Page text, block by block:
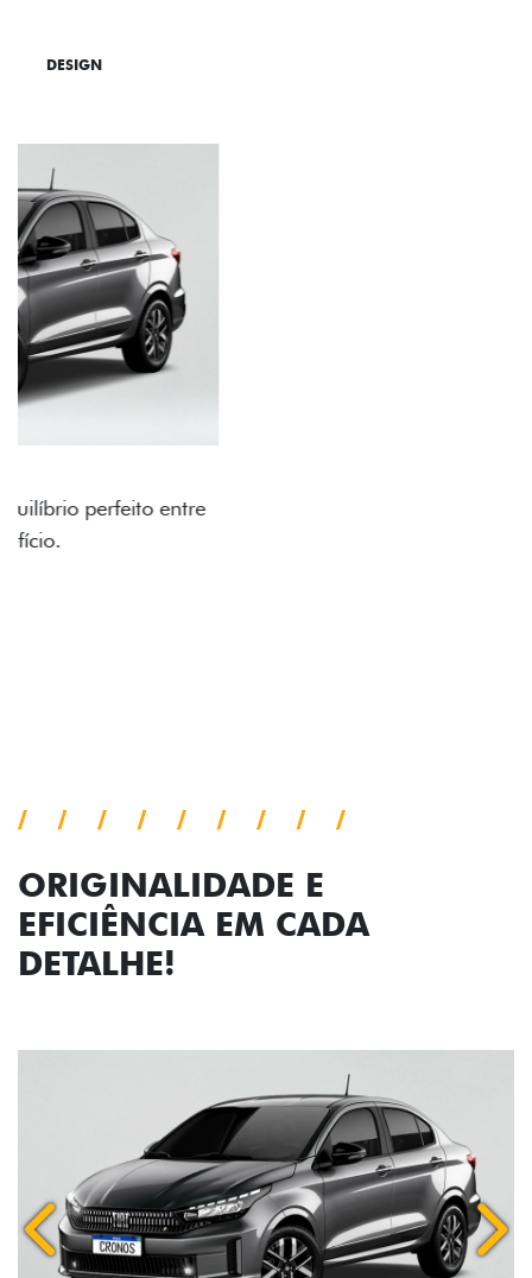
DESIGN
As rodas de liga leve com desenho dinâmico e
acabamento diamantado elevam o estilo do Fiat
ORIGINALIDADE E
EFICIÊNCIA EM CADA
DETALHE!
Anterior